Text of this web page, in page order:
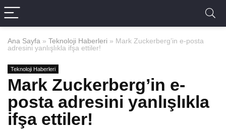
Ana Sayfa » Teknoloji Haberleri » Mark Zuckerberg’in e-posta
adresini yanlışlıkla ifşa ettiler!
Teknoloji Haberleri
Mark Zuckerberg’in e-
posta adresini yanlışlıkla
ifşa ettiler!